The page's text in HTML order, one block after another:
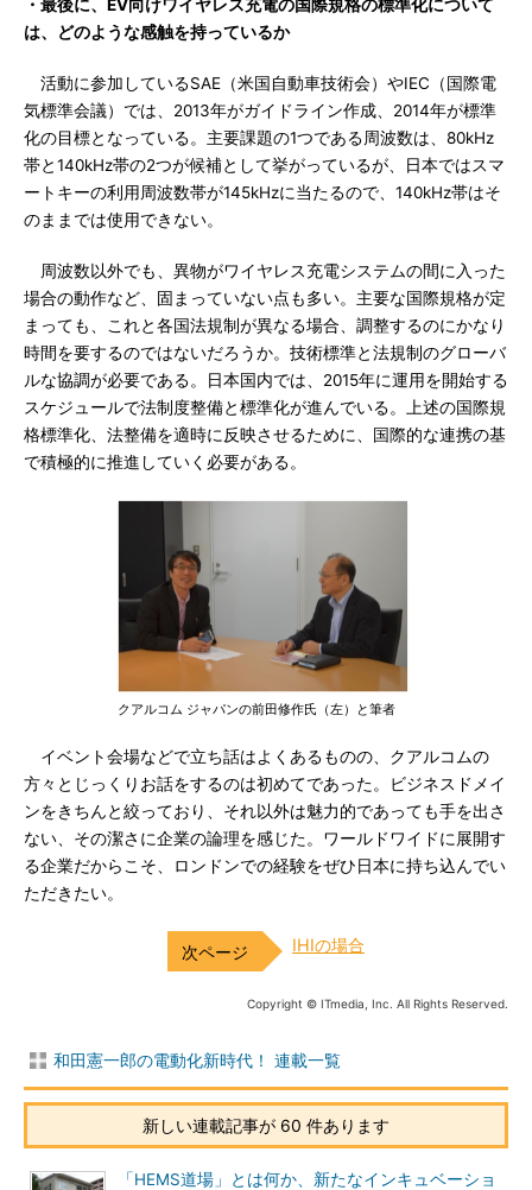
・最後に、EV向けワイヤレス充電の国際規格の標準化について
は、どのような感触を持っているか
活動に参加しているSAE（米国自動車技術会）やIEC（国際電
気標準会議）では、2013年がガイドライン作成、2014年が標準
化の目標となっている。主要課題の1つである周波数は、80kHz
帯と140kHz帯の2つが候補として挙がっているが、日本ではスマ
ートキーの利用周波数帯が145kHzに当たるので、140kHz帯はそ
のままでは使用できない。
周波数以外でも、異物がワイヤレス充電システムの間に入った
場合の動作など、固まっていない点も多い。主要な国際規格が定
まっても、これと各国法規制が異なる場合、調整するのにかなり
時間を要するのではないだろうか。技術標準と法規制のグローバ
ルな協調が必要である。日本国内では、2015年に運用を開始する
スケジュールで法制度整備と標準化が進んでいる。上述の国際規
格標準化、法整備を適時に反映させるために、国際的な連携の基
で積極的に推進していく必要がある。
クアルコム ジャパンの前田修作氏（左）と筆者
イベント会場などで立ち話はよくあるものの、クアルコムの
方々とじっくりお話をするのは初めてであった。ビジネスドメイ
ンをきちんと絞っており、それ以外は魅力的であっても手を出さ
ない、その潔さに企業の論理を感じた。ワールドワイドに展開す
る企業だからこそ、ロンドンでの経験をぜひ日本に持ち込んでい
ただきたい。
IHIの場合
Copyright © ITmedia, Inc. All Rights Reserved.
和田憲一郎の電動化新時代！ 連載一覧
新しい連載記事が 60 件あります
「HEMS道場」とは何か、新たなインキュベーショ